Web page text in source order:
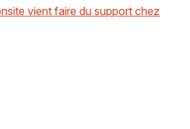
vient faire du support chez